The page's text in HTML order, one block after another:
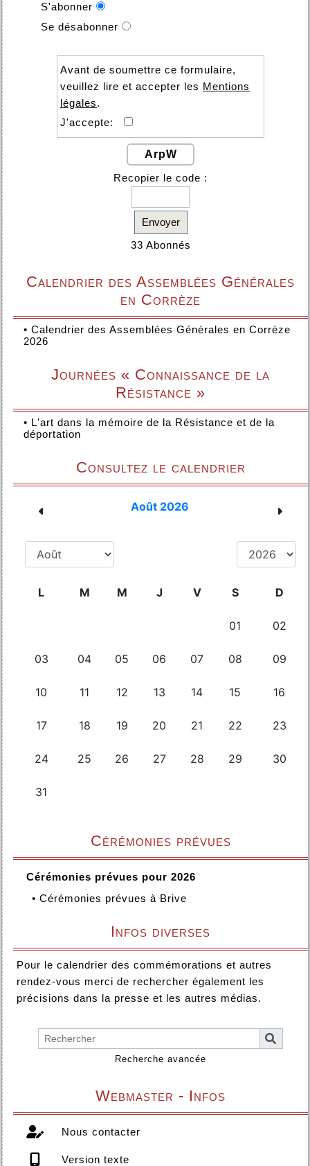
S'abonner
Se désabonner
Avant de soumettre ce formulaire,
veuillez lire et accepter les Mentions
légales.
J'accepte:
ArpW
Recopier le code :
Envoyer
33 Abonnés
Calendrier des Assemblées Générales
en Corrèze
• Calendrier des Assemblées Générales en Corrèze
2026
Journées « Connaissance de la
Résistance »
• L'art dans la mémoire de la Résistance et de la
déportation
Consultez le calendrier
Cérémonies prévues
Cérémonies prévues pour 2026
• Cérémonies prévues à Brive
Infos diverses
Pour le calendrier des commémorations et autres
rendez-vous merci de rechercher également les
précisions dans la presse et les autres médias.
Recherche avancée
Webmaster - Infos
Nous contacter
Version texte